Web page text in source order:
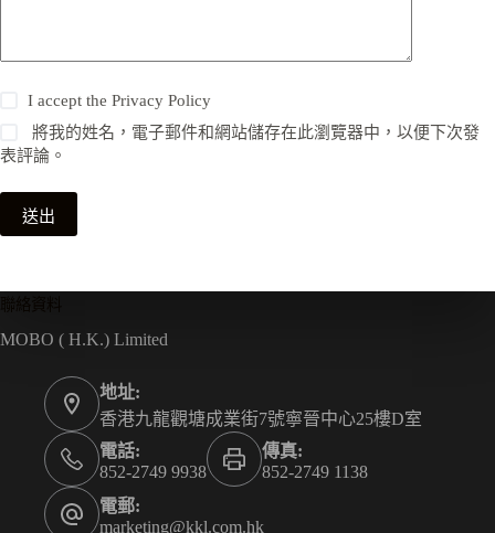
I accept thePrivacy Policy
將我的姓名，電子郵件和網站儲存在此瀏覽器中，以便下次發
表評論。
送出
MOBO ( H.K.) Limited
地址:
香港九龍觀塘成業街7號寧晉中心25樓D室
電話:
852-2749 9938
傳真:
852-2749 1138
電郵:
marketing@kkl.com.hk